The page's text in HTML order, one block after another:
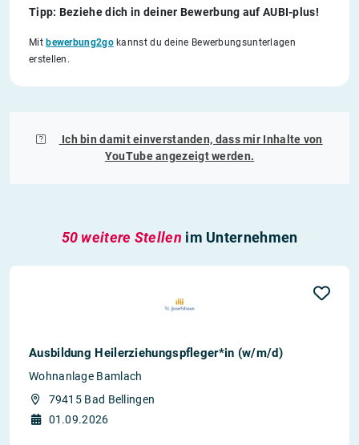
Tipp: Beziehe dich in deiner Bewerbung auf AUBI-plus!
Mit bewerbung2gokannst du deine Bewerbungsunterlagen
erstellen.
Ich bin damit einverstanden, dass mir Inhalte von
YouTubeangezeigt werden.
50 weitere Stellen im Unternehmen
Ausbildung Heilerziehungspfleger*in (w/m/d)
Wohnanlage Bamlach
79415 Bad Bellingen
01.09.2026